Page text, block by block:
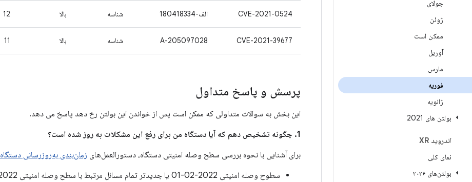
جولای
ژوئن
ممکن است
آوریل
مارس
فوریه
ژانویه
بولتن های 2021
اندروید XR
نمای کلی
بولتن‌های ۲۰۲۶
CVE-2021-0524 الف-180418334 شناسه بالا 12
CVE-2021-39677
A-205097028 شناسه بالا 11
پرسش و پاسخ متداول
این بخش به سوالات متداولی که ممکن است پس از خواندن این بولتن رخ دهد پاسخ می دهد.
1. چگونه تشخیص دهم که آیا دستگاه من برای رفع این مشکلات به روز شده است؟
برای آشنایی با نحوه بررسی سطح وصله امنیتی دستگاه، دستورالعمل‌های زمان‌بندی به‌روزرسانی دستگاه Google